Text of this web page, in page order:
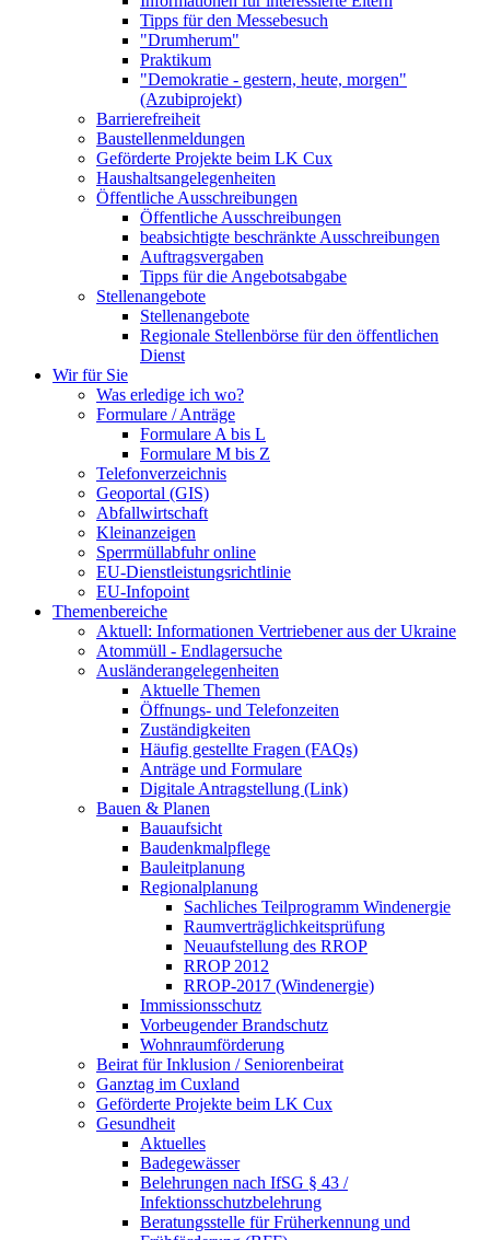
Tipps für den Messebesuch
"Drumherum"
Praktikum
"Demokratie - gestern, heute, morgen"
(Azubiprojekt)
Barrierefreiheit
Baustellenmeldungen
Geförderte Projekte beim LK Cux
Haushaltsangelegenheiten
Öffentliche Ausschreibungen
Öffentliche Ausschreibungen
beabsichtigte beschränkte Ausschreibungen
Auftragsvergaben
Tipps für die Angebotsabgabe
Stellenangebote
Stellenangebote
Regionale Stellenbörse für den öffentlichen
Dienst
Wir für Sie
Was erledige ich wo?
Formulare / Anträge
Formulare A bis L
Formulare M bis Z
Telefonverzeichnis
Geoportal (GIS)
Abfallwirtschaft
Kleinanzeigen
Sperrmüllabfuhr online
EU-Dienstleistungsrichtlinie
EU-Infopoint
Themenbereiche
Aktuell: Informationen Vertriebener aus der Ukraine
Atommüll - Endlagersuche
Ausländerangelegenheiten
Aktuelle Themen
Öffnungs- und Telefonzeiten
Zuständigkeiten
Häufig gestellte Fragen (FAQs)
Anträge und Formulare
Digitale Antragstellung (Link)
Bauen & Planen
Bauaufsicht
Baudenkmalpflege
Bauleitplanung
Regionalplanung
Sachliches Teilprogramm Windenergie
Raumverträglichkeitsprüfung
Neuaufstellung des RROP
RROP 2012
RROP-2017 (Windenergie)
Immissionsschutz
Vorbeugender Brandschutz
Wohnraumförderung
Beirat für Inklusion / Seniorenbeirat
Ganztag im Cuxland
Geförderte Projekte beim LK Cux
Gesundheit
Aktuelles
Badegewässer
Belehrungen nach IfSG § 43 /
Infektionsschutzbelehrung
Beratungsstelle für Früherkennung und